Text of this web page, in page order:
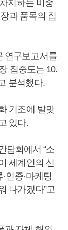
지하는 비중
과 품목의 집
연구보고서를
집중도는 10.
분석했다.
기조에 발맞
있다.
담회에서 “소
세계인의 신
인증·마케팅
나가겠다”고